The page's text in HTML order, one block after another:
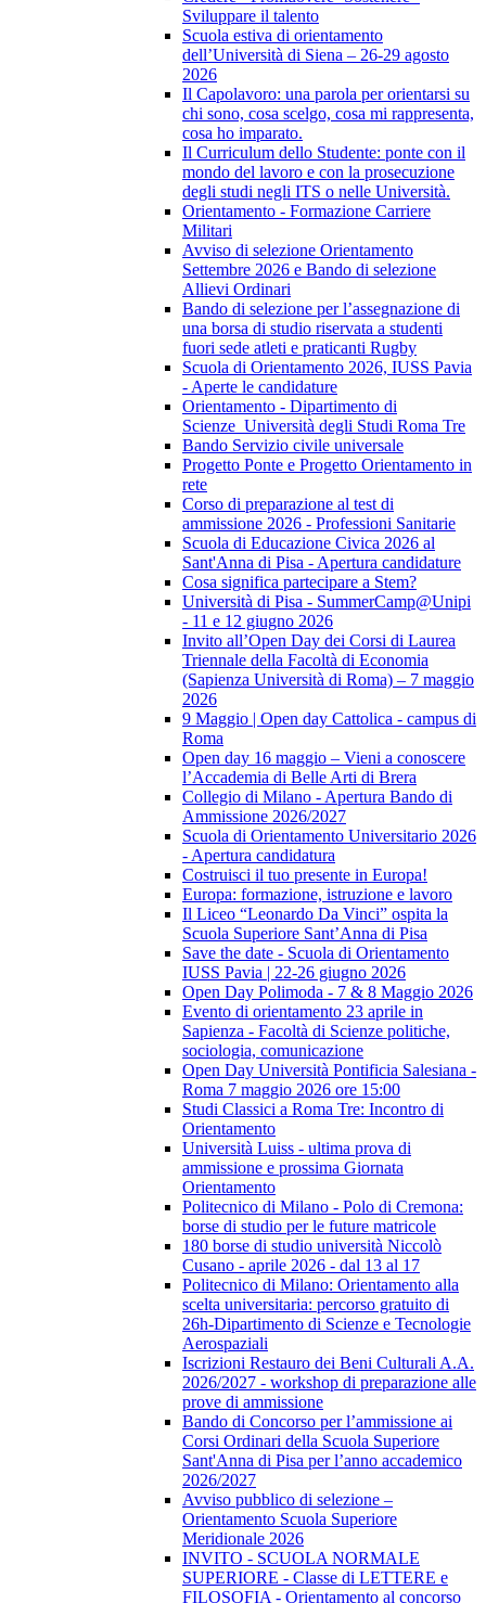
Sviluppare il talento
Scuola estiva di orientamento
dell’Università di Siena – 26-29 agosto
2026
Il Capolavoro: una parola per orientarsi su
chi sono, cosa scelgo, cosa mi rappresenta,
cosa ho imparato.
Il Curriculum dello Studente: ponte con il
mondo del lavoro e con la prosecuzione
degli studi negli ITS o nelle Università.
Orientamento - Formazione Carriere
Militari
Avviso di selezione Orientamento
Settembre 2026 e Bando di selezione
Allievi Ordinari
Bando di selezione per l’assegnazione di
una borsa di studio riservata a studenti
fuori sede atleti e praticanti Rugby
Scuola di Orientamento 2026, IUSS Pavia
- Aperte le candidature
Orientamento - Dipartimento di
Scienze_Università degli Studi Roma Tre
Bando Servizio civile universale
Progetto Ponte e Progetto Orientamento in
rete
Corso di preparazione al test di
ammissione 2026 - Professioni Sanitarie
Scuola di Educazione Civica 2026 al
Sant'Anna di Pisa - Apertura candidature
Cosa significa partecipare a Stem?
Università di Pisa - SummerCamp@Unipi
- 11 e 12 giugno 2026
Invito all’Open Day dei Corsi di Laurea
Triennale della Facoltà di Economia
(Sapienza Università di Roma) – 7 maggio
2026
9 Maggio | Open day Cattolica - campus di
Roma
Open day 16 maggio – Vieni a conoscere
l’Accademia di Belle Arti di Brera
Collegio di Milano - Apertura Bando di
Ammissione 2026/2027
Scuola di Orientamento Universitario 2026
- Apertura candidatura
Costruisci il tuo presente in Europa!
Europa: formazione, istruzione e lavoro
Il Liceo “Leonardo Da Vinci” ospita la
Scuola Superiore Sant’Anna di Pisa
Save the date - Scuola di Orientamento
IUSS Pavia | 22-26 giugno 2026
Open Day Polimoda - 7 & 8 Maggio 2026
Evento di orientamento 23 aprile in
Sapienza - Facoltà di Scienze politiche,
sociologia, comunicazione
Open Day Università Pontificia Salesiana -
Roma 7 maggio 2026 ore 15:00
Studi Classici a Roma Tre: Incontro di
Orientamento
Università Luiss - ultima prova di
ammissione e prossima Giornata
Orientamento
Politecnico di Milano - Polo di Cremona:
borse di studio per le future matricole
180 borse di studio università Niccolò
Cusano - aprile 2026 - dal 13 al 17
Politecnico di Milano: Orientamento alla
scelta universitaria: percorso gratuito di
26h-Dipartimento di Scienze e Tecnologie
Aerospaziali
Iscrizioni Restauro dei Beni Culturali A.A.
2026/2027 - workshop di preparazione alle
prove di ammissione
Bando di Concorso per l’ammissione ai
Corsi Ordinari della Scuola Superiore
Sant'Anna di Pisa per l’anno accademico
2026/2027
Avviso pubblico di selezione –
Orientamento Scuola Superiore
Meridionale 2026
INVITO - SCUOLA NORMALE
SUPERIORE - Classe di LETTERE e
FILOSOFIA - Orientamento al concorso